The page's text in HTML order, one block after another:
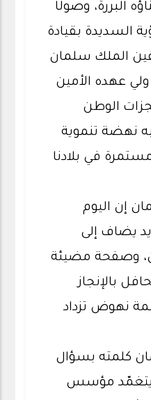
البررة، وصولًا
السديدة بقيادة
الملك سلمان
عهده الأمين
الوطن
نهضة تنموية
في بلادنا
إن اليوم
يضاف إلى
وصفحة مضيئة
بالإنجاز
نهوض تزداد
كلمته بسؤال
يتغمّد مؤسس